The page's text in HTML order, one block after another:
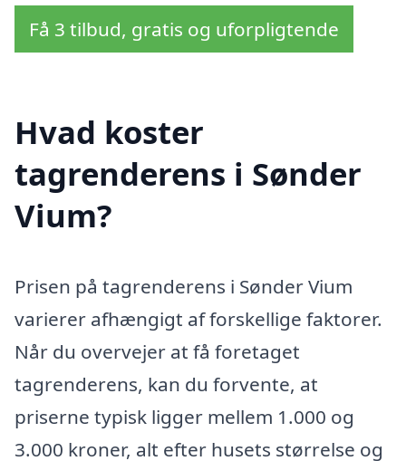
Få 3 tilbud, gratis og uforpligtende
Hvad koster
tagrenderens i Sønder
Vium?
Prisen på tagrenderens i Sønder Vium
varierer afhængigt af forskellige faktorer.
Når du overvejer at få foretaget
tagrenderens, kan du forvente, at
priserne typisk ligger mellem 1.000 og
3.000 kroner, alt efter husets størrelse og